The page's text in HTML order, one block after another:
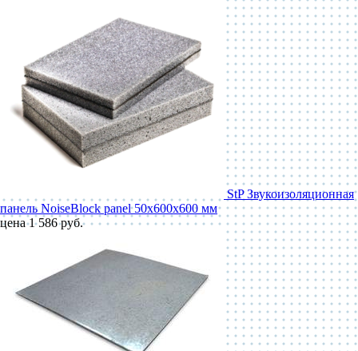
StP Звукоизоляционная
панель NoiseBlock panel 50x600x600 мм
цена 1 586 руб.